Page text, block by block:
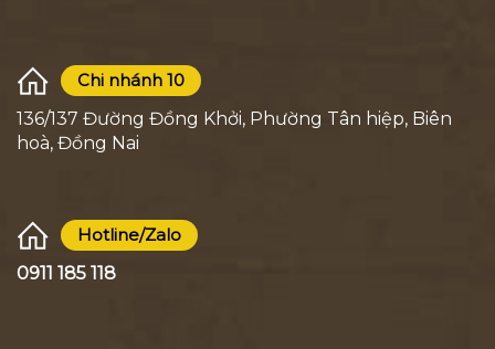
Chi nhánh 10
136/137 Đường Đồng Khởi, Phường Tân hiệp, Biên
hoà, Đồng Nai
Hotline/Zalo
0911 185 118